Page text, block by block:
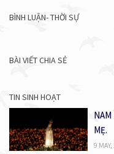
BÌNH LUẬN- THỜI SỰ
BÀI VIẾT CHIA SẺ
TIN SINH HOẠT
MẸ.
9